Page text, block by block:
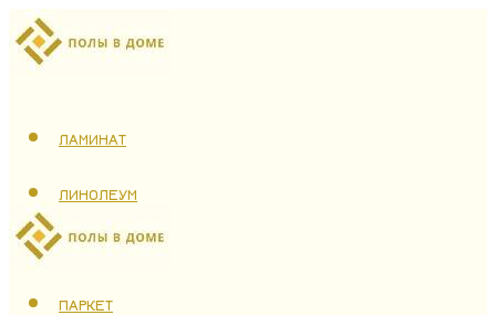
ЛАМИНАТ
ЛИНОЛЕУМ
ТЕПЛЫЙ ПОЛ
ПАРКЕТ